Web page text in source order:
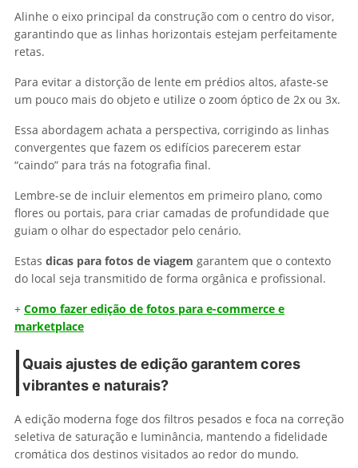
Alinhe o eixo principal da construção com o centro do visor,
garantindo que as linhas horizontais estejam perfeitamente
retas.
Para evitar a distorção de lente em prédios altos, afaste-se
um pouco mais do objeto e utilize o zoom óptico de 2x ou 3x.
Essa abordagem achata a perspectiva, corrigindo as linhas
convergentes que fazem os edifícios parecerem estar
“caindo” para trás na fotografia final.
Lembre-se de incluir elementos em primeiro plano, como
flores ou portais, para criar camadas de profundidade que
guiam o olhar do espectador pelo cenário.
Estas dicas para fotos de viagem garantem que o contexto
do local seja transmitido de forma orgânica e profissional.
+ Como fazer edição de fotos para e-commerce e
marketplace
Quais ajustes de edição garantem cores
vibrantes e naturais?
A edição moderna foge dos filtros pesados e foca na correção
seletiva de saturação e luminância, mantendo a fidelidade
cromática dos destinos visitados ao redor do mundo.